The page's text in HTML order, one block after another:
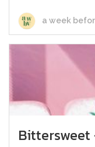
a week
Bittersweet